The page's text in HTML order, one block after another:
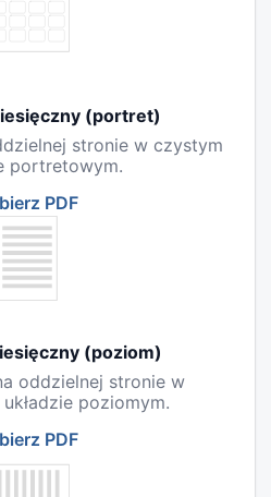
(portret)
stronie w czystym
portretowym.
PDF
(poziom)
oddzielnej stronie w
poziomym.
PDF